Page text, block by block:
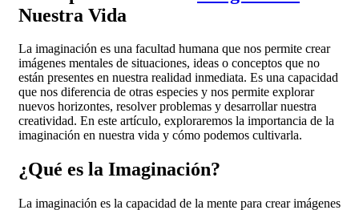
Nuestra Vida
La imaginación es una facultad humana que nos permite crear
imágenes mentales de situaciones, ideas o conceptos que no
están presentes en nuestra realidad inmediata. Es una capacidad
que nos diferencia de otras especies y nos permite explorar
nuevos horizontes, resolver problemas y desarrollar nuestra
creatividad. En este artículo, exploraremos la importancia de la
imaginación en nuestra vida y cómo podemos cultivarla.
¿Qué es la Imaginación?
La imaginación es la capacidad de la mente para crear imágenes